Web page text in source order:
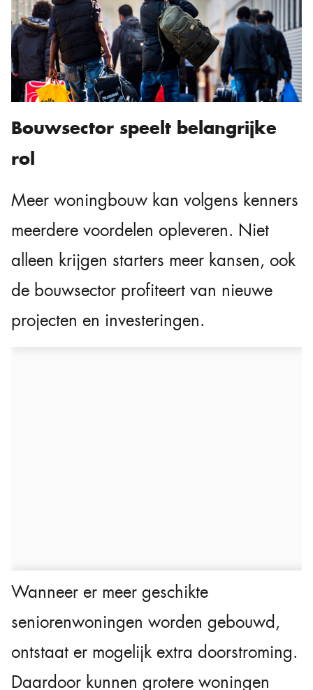
Bouwsector speelt belangrijke
rol
Meer woningbouw kan volgens kenners
meerdere voordelen opleveren. Niet
alleen krijgen starters meer kansen, ook
de bouwsector profiteert van nieuwe
projecten en investeringen.
Wanneer er meer geschikte
seniorenwoningen worden gebouwd,
ontstaat er mogelijk extra doorstroming.
Daardoor kunnen grotere woningen